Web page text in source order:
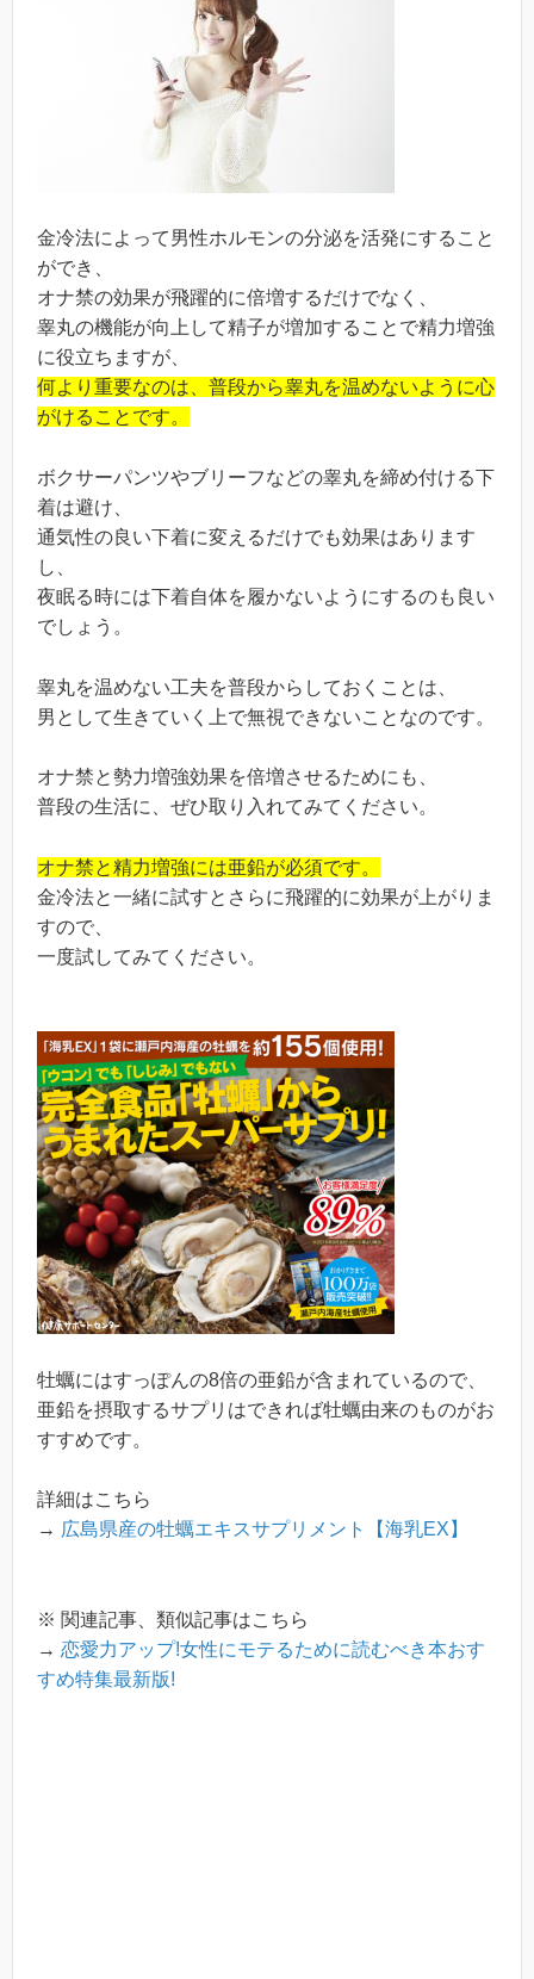
金冷法によって男性ホルモンの分泌を活発にすること
ができ、
オナ禁の効果が飛躍的に倍増するだけでなく、
睾丸の機能が向上して精子が増加することで精力増強
に役立ちますが、
何より重要なのは、普段から睾丸を温めないように心
がけることです。
ボクサーパンツやブリーフなどの睾丸を締め付ける下
着は避け、
通気性の良い下着に変えるだけでも効果はあります
し、
夜眠る時には下着自体を履かないようにするのも良い
でしょう。
睾丸を温めない工夫を普段からしておくことは、
男として生きていく上で無視できないことなのです。
オナ禁と勢力増強効果を倍増させるためにも、
普段の生活に、ぜひ取り入れてみてください。
オナ禁と精力増強には亜鉛が必須です。
金冷法と一緒に試すとさらに飛躍的に効果が上がりま
すので、
一度試してみてください。
牡蠣にはすっぽんの8倍の亜鉛が含まれているので、
亜鉛を摂取するサプリはできれば牡蠣由来のものがお
すすめです。
詳細はこちら
→ 広島県産の牡蠣エキスサプリメント【海乳EX】
※ 関連記事、類似記事はこちら
→ 恋愛力アップ!女性にモテるために読むべき本おす
すめ特集最新版!